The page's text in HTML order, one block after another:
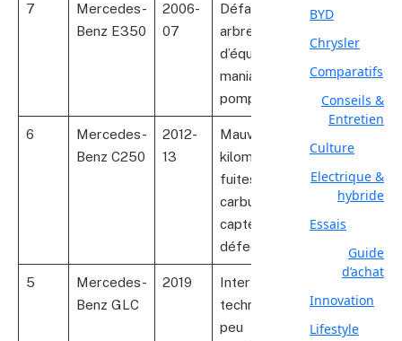
7
Mercedes-
Benz E350
2006-
07
Défaillance
arbre
d’équilibrage,
maniabilité,
pompe à huile
3
6
Mercedes-
Benz C250
2012-
13
Mauvais
kilométrage,
fuites de
carburant,
capteurs
défectueux
5
Mercedes-
Benz GLC
2019
Interface
technologique
peu
BYD
Chrysler
Comparatifs
Conseils &
Entretien
Culture
Electrique &
hybride
Essais
Guide
d’achat
Innovation
Lifestyle